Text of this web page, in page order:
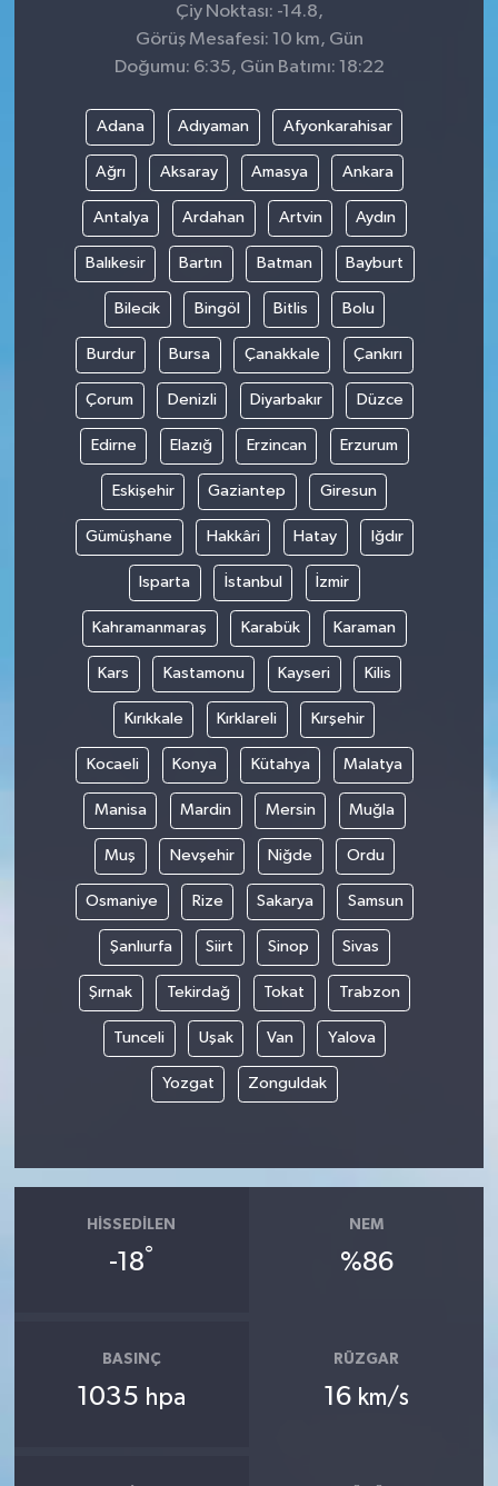
Çiy Noktası: -14.8,
Görüş Mesafesi: 10 km, Gün
Doğumu: 6:35, Gün Batımı: 18:22
Adana Adıyaman Afyonkarahisar
Ağrı Aksaray Amasya Ankara
Antalya Ardahan Artvin Aydın
Balıkesir Bartın Batman Bayburt
Bilecik Bingöl Bitlis Bolu
Burdur Bursa Çanakkale Çankırı
Çorum Denizli Diyarbakır Düzce
Edirne Elazığ Erzincan Erzurum
Eskişehir Gaziantep Giresun
Gümüşhane Hakkâri Hatay Iğdır
Isparta İstanbul İzmir
Kahramanmaraş Karabük Karaman
Kars Kastamonu Kayseri Kilis
Kırıkkale Kırklareli Kırşehir
Kocaeli Konya Kütahya Malatya
Manisa Mardin Mersin Muğla
Muş Nevşehir Niğde Ordu
Osmaniye Rize Sakarya Samsun
Şanlıurfa Siirt Sinop Sivas
Şırnak Tekirdağ Tokat Trabzon
Tunceli Uşak Van Yalova
Yozgat Zonguldak
HISSEDILEN
-18°
NEM
%86
BASINÇ
1035 hpa
RÜZGAR
16 km/s